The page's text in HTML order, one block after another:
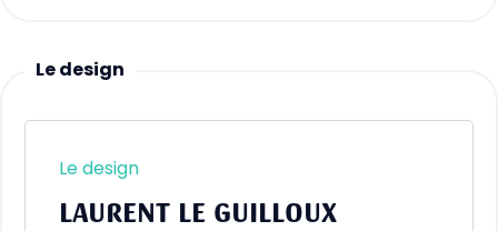
Le design
Le design
LAURENT LE GUILLOUX